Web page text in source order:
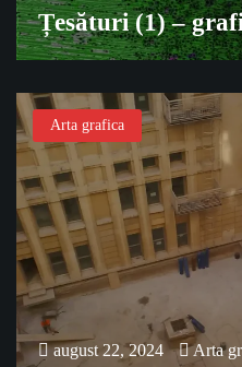
Țesături (1) –
Arta grafica
august 22, 2024 Arta